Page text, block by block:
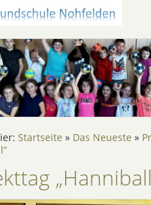
Startseite » Das Neueste »